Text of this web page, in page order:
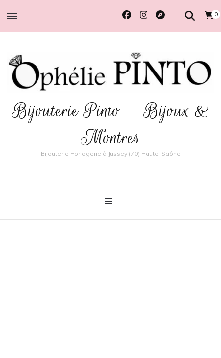
0
Bijouterie Pinto – Bijoux &
Montres
Bijouterie Horlogerie à Jussey (70) Haute-Saône